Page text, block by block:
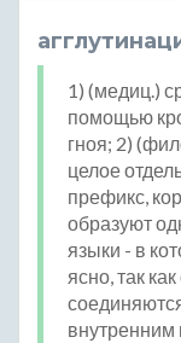
1) (медиц.)
помощью
гноя; 2)
целое
префикс,
образуют
языки - в
ясно, так